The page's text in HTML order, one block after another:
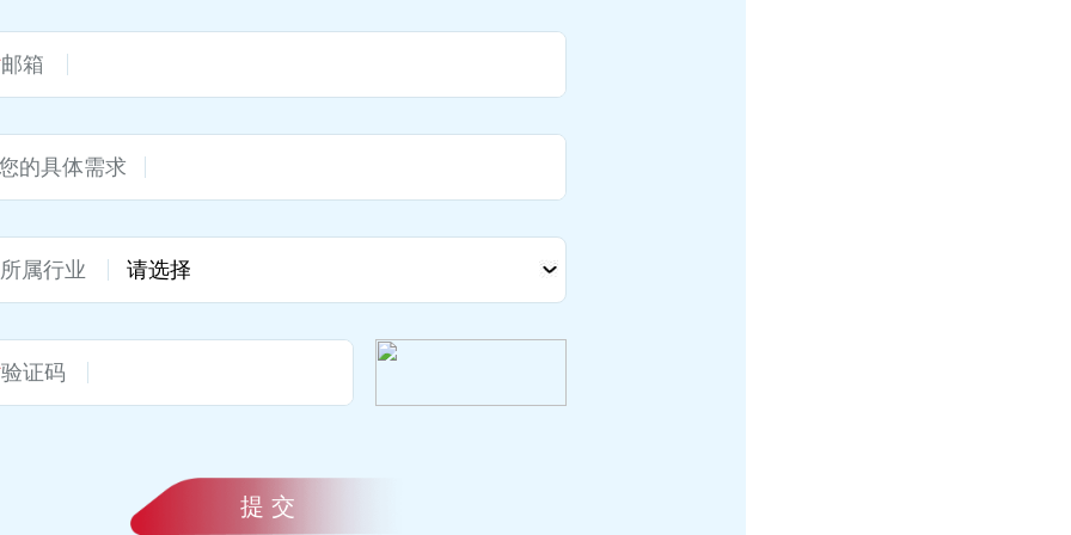
邮箱
的具体需求
所属行业
验证码
提 交